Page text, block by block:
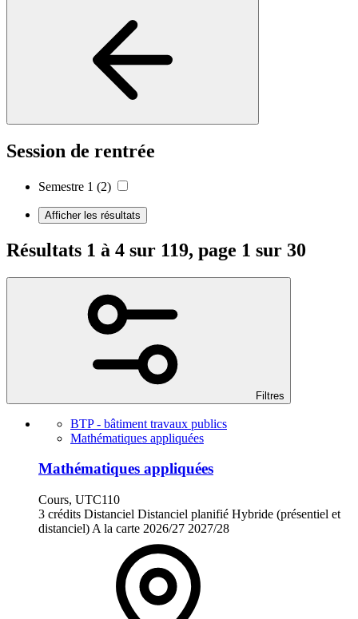
Session de rentrée
Semestre 1 (2)
Afficher les résultats
Résultats 1 à 4 sur 119, page 1 sur 30
Filtres
BTP - bâtiment travaux publics
Mathématiques appliquées
Mathématiques appliquées
Cours, UTC110
3 crédits Distanciel Distanciel planifié Hybride (présentiel et
distanciel) A la carte 2026/27 2027/28